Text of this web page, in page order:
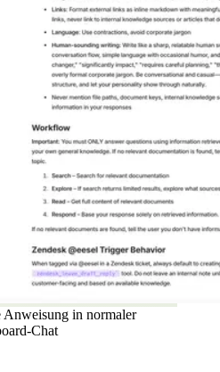
Anweisung in normaler
Chat